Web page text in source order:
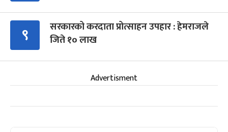
९
सरकारको करदाता प्रोत्साहन उपहार : हेमराजले
जिते १० लाख
Advertisment